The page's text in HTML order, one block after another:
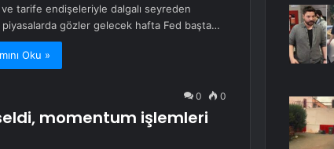
ve tarife endişeleriyle dalgalı seyreden
gözler gelecek hafta Fed başta…
Oku »
0 0
momentum işlemleri